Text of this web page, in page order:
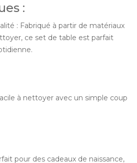
:
: Fabriqué à partir de matériaux
ce set de table est parfait
à nettoyer avec un simple coup
pour des cadeaux de naissance,